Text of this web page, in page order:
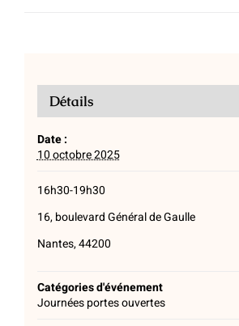
Détails
Date :
10 octobre 2025
16h30-19h30
16, boulevard Général de Gaulle
Nantes, 44200
Catégories d'événement
Journées portes ouvertes